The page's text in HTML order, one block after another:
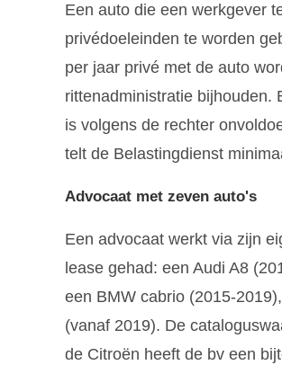
Een auto die een werkgever
privédoeleinden te worden
per jaar privé met de auto
rittenadministratie bijhouden.
is volgens de rechter
telt de Belastingdienst
Advocaat met zeven auto's
Een advocaat werkt via zijn
lease gehad: een Audi A8
een BMW cabrio (2015-
(vanaf 2019). De
de Citroën heeft de bv een